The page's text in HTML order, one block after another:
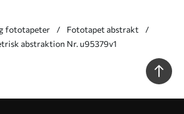
fototapeter
Fototapet abstrakt
Geometrisk abstraktion Nr. u95379v1